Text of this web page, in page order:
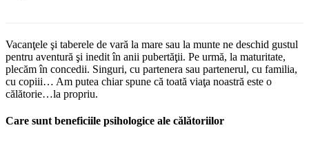
Vacanţele şi taberele de vară la mare sau la munte ne deschid gustul
pentru aventură şi inedit în anii pubertăţii. Pe urmă, la maturitate,
plecăm în concedii. Singuri, cu partenera sau partenerul, cu familia,
cu copiii… Am putea chiar spune că toată viaţa noastră este o
călătorie…la propriu.
Care sunt beneficiile psihologice ale călătoriilor